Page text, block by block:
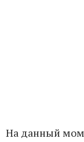
На данный